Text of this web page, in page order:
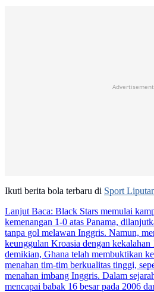
Advertisement
Ikuti berita bola terbaru di Sport
Lanjut Baca: Black Stars memulai
kemenangan 1-0 atas Panama,
tanpa gol melawan Inggris. Namun,
keunggulan Kroasia dengan
demikian, Ghana telah membuktikan
menahan tim-tim berkualitas tinggi,
menahan imbang Inggris. Dalam
mencapai babak 16 besar pada 2006